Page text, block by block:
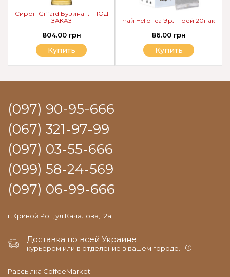
Чай Hello Tea Эрл Грей 20пак
86.00 грн
Купить
Сироп Giffard Бузина 1л ПОД
ЗАКАЗ
804.00 грн
Купить
(097) 90-95-666
(067) 321-97-99
(097) 03-55-666
(099) 58-24-569
(097) 06-99-666
г.Кривой Рог, ул.Качалова, 12а
Доставка по всей Украине
курьером или в отделение в вашем городе.
Рассылка CoffeeMarket